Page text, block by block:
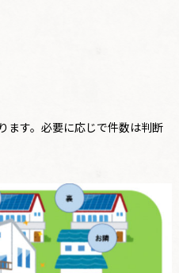
ます。必要に応じで件数は判断